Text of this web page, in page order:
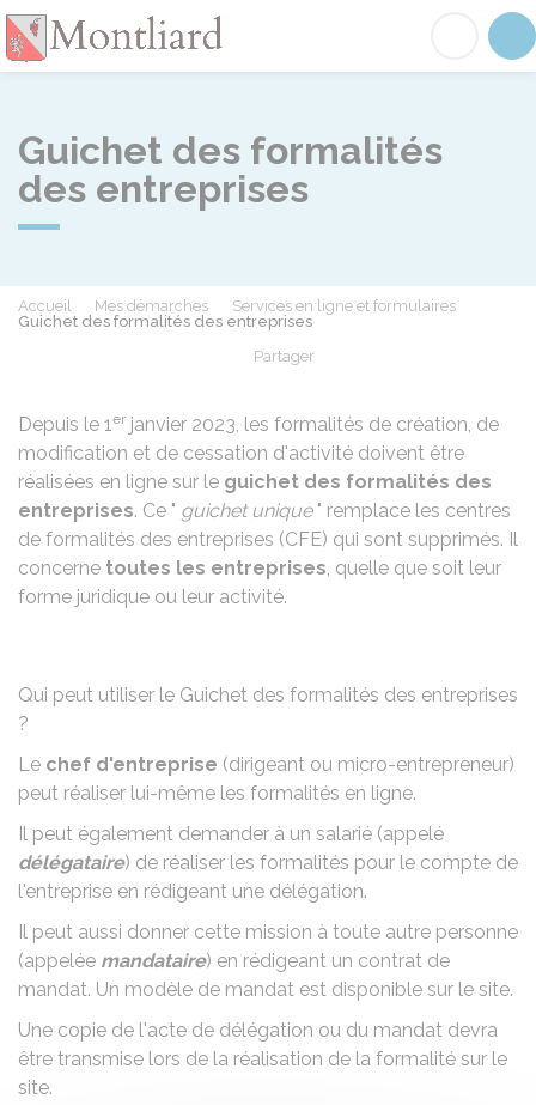
Guichet des formalités
des entreprises
Accueil Mes démarches
Services en ligne et formulaires
Guichet des formalités des entreprises
Partager
Depuis le 1er janvier 2023, les formalités de création, de
modification et de cessation d'activité doivent être
réalisées en ligne sur le guichet des formalités des
entreprises. Ce " guichet unique" remplace les centres
de formalités des entreprises (CFE) qui sont supprimés. Il
concerne toutes les entreprises, quelle que soit leur
forme juridique ou leur activité.
Qui peut utiliser le Guichet des formalités des entreprises
?
Le chef d'entreprise (dirigeant ou micro-entrepreneur)
peut réaliser lui-même les formalités en ligne.
Il peut également demander à un salarié (appelé
délégataire) de réaliser les formalités pour le compte de
l'entreprise en rédigeant une délégation.
Il peut aussi donner cette mission à toute autre personne
(appelée mandataire) en rédigeant un contrat de
mandat. Un modèle de mandat est disponible sur le site.
Une copie de l'acte de délégation ou du mandat devra
être transmise lors de la réalisation de la formalité sur le
site.